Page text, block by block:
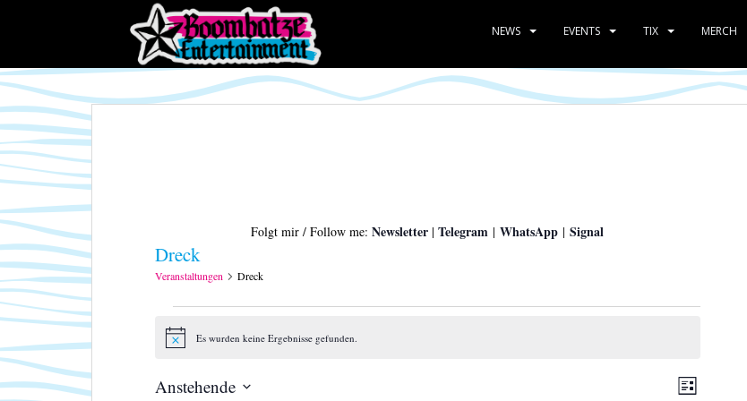
p
t
o
m
a
c
t
e
n
NEWS EVENTS TIX MERCH
Folgt mir / Follow me: Newsletter | Telegram | WhatsApp | Signal
Dreck
Veranstaltungen Dreck
w
e
Es wurden keine Ergebnisse gefunden.
AV
L
Anstehende